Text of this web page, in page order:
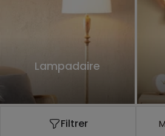
Lampadaire
Filtrer